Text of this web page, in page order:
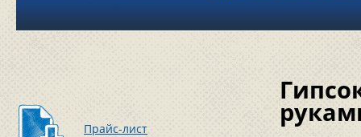
Прайс-лист